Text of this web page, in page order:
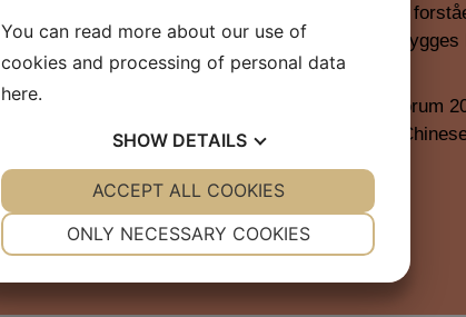
forkert og mere på
perspektiver kan
China Business Forum
General i Danish-
You can read more about our use of
cookies and processing of personal data
here.
SHOW DETAILS
YES NO YES NO
ONLY NECESSARY COOKIES
ACCEPT ALL COOKIES